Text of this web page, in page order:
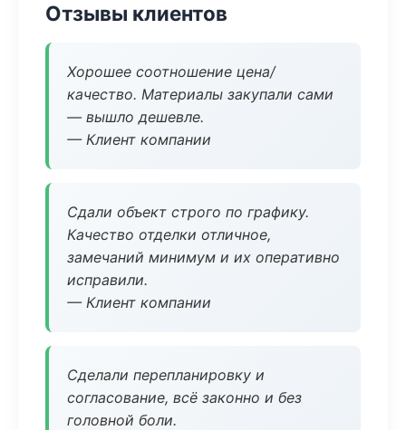
Отзывы клиентов
Хорошее соотношение цена/
качество. Материалы закупали сами
— вышло дешевле.
— Клиент компании
Сдали объект строго по графику.
Качество отделки отличное,
замечаний минимум и их оперативно
исправили.
— Клиент компании
Сделали перепланировку и
согласование, всё законно и без
головной боли.